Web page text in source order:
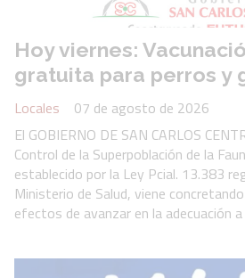
Hoy viernes:
gratuita para perros y
Locales
07 de agosto de 2026
El GOBIERNO DE SAN CARLOS
Control de la Superpoblación de la
establecido por la Ley Pcial. 13.383
Ministerio de Salud, viene
efectos de avanzar en la adecuación